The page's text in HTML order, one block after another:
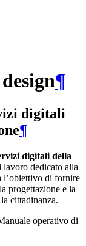
¶
digitali
¶
digitali della
lavoro dedicato alla
l’obiettivo di fornire
progettazione e la
cittadinanza.
operativo di